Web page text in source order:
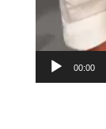
00:00